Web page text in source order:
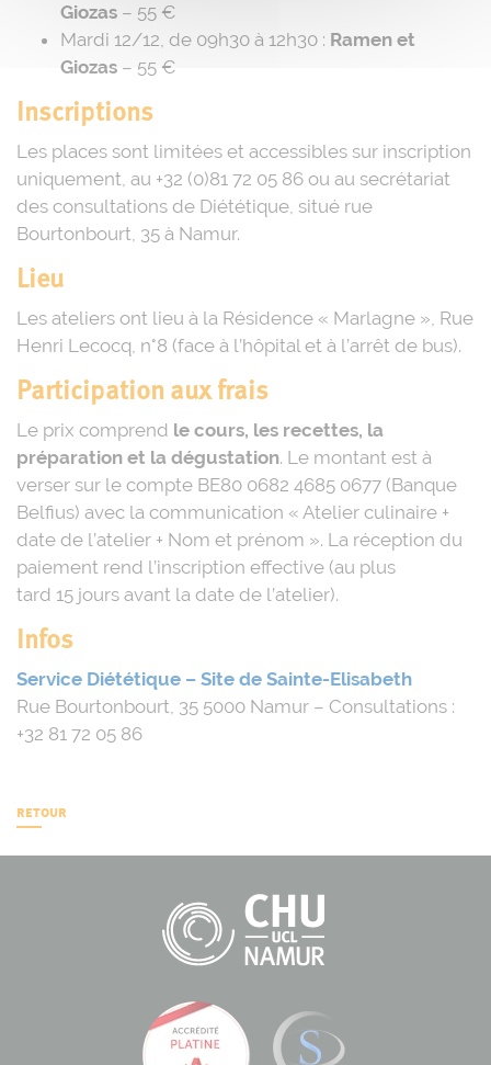
Giozas – 55 €
Mardi 12/12, de 09h30 à 12h30 : Ramen et
Giozas – 55 €
Inscriptions
Les places sont limitées et accessibles sur inscription
uniquement, au +32 (0)81 72 05 86 ou au secrétariat
des consultations de Diététique, situé rue
Bourtonbourt, 35 à Namur.
Lieu
Les ateliers ont lieu à la Résidence « Marlagne », Rue
Henri Lecocq, n°8 (face à l’hôpital et à l’arrêt de bus).
Participation aux frais
Le prix comprend le cours, les recettes, la
préparation et la dégustation. Le montant est à
verser sur le compte BE80 0682 4685 0677 (Banque
Belfius) avec la communication « Atelier culinaire +
date de l’atelier + Nom et prénom ». La réception du
paiement rend l’inscription effective (au plus
tard 15 jours avant la date de l’atelier).
Infos
Service Diététique – Site de Sainte-Elisabeth
Rue Bourtonbourt, 35 5000 Namur – Consultations :
+32 81 72 05 86
RETOUR